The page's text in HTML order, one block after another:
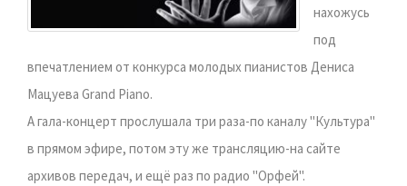
нахожусь
под
впечатлением от конкурса молодых пианистов Дениса
Мацуева Grand Рiano.
А гала-концерт прослушала три раза-по каналу "Культура"
в прямом эфире, потом эту же трансляцию-на сайте
архивов передач, и ещё раз по радио "Орфей".